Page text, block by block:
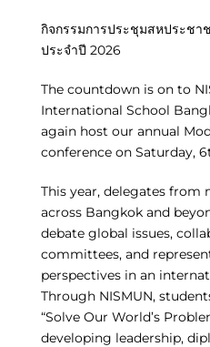
กิจกรรมการประชุมสหประชา
ประจำปี 2026
The countdown is on to
International School
again host our annual
conference on Saturday,
This year, delegates from
across Bangkok and
debate global issues,
committees, and
perspectives in an
Through NISMUN,
“Solve Our World’s
developing leadership,